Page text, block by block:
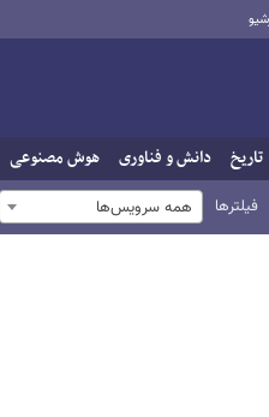
تاریخ دانش و فناوری هوش مصنوعی
فیلترها همه سرویس‌ها